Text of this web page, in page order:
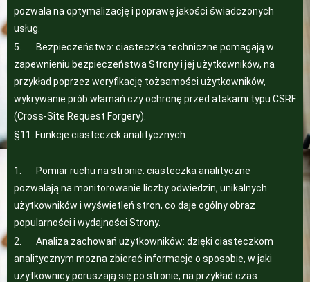
pozwala na optymalizację i poprawę jakości świadczonych
usług.
5. Bezpieczeństwo: ciasteczka techniczne pomagają w
zapewnieniu bezpieczeństwa Strony i jej użytkowników, na
przykład poprzez weryfikację tożsamości użytkowników,
wykrywanie prób włamań czy ochronę przed atakami typu CSRF
(Cross-Site Request Forgery).
§11. Funkcje ciasteczek analitycznych.
1. Pomiar ruchu na stronie: ciasteczka analityczne
pozwalają na monitorowanie liczby odwiedzin, unikalnych
użytkowników i wyświetleń stron, co daje ogólny obraz
popularności i wydajności Strony.
2. Analiza zachowań użytkowników: dzięki ciasteczkom
analitycznym można zbierać informacje o sposobie, w jaki
użytkownicy poruszają się po stronie, na przykład czas